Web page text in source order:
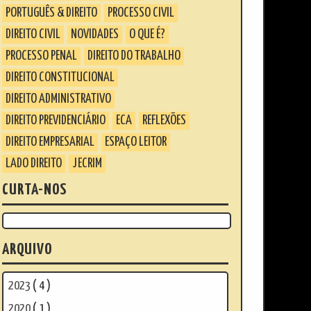
PORTUGUÊS & DIREITO
PROCESSO CIVIL
DIREITO CIVIL
NOVIDADES
O QUE É?
PROCESSO PENAL
DIREITO DO TRABALHO
DIREITO CONSTITUCIONAL
DIREITO ADMINISTRATIVO
DIREITO PREVIDENCIÁRIO
ECA
REFLEXÕES
DIREITO EMPRESARIAL
ESPAÇO LEITOR
LADO DIREITO
JECRIM
CURTA-NOS
ARQUIVO
2023 ( 4 )